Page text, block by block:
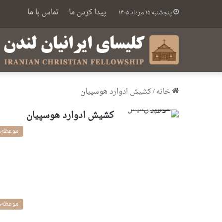
پنجشنبه ۱۵ مرداد ۱۴۰۵ پیدا کردن ما تماس با ما
خانه/كشيش ادوارد هوسپيان
كشيش ادوارد هوسپيان